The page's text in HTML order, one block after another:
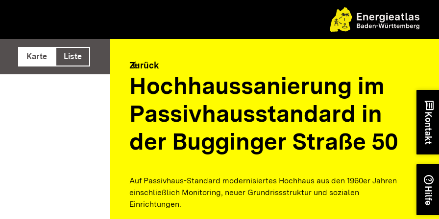
ausführen
Karte Liste
arrow_back
Zurück
Hochhaussanierung im
Passivhausstandard in
der Bugginger Straße 50
Auf Passivhaus-Standard modernisiertes Hochhaus aus den 1960er Jahren
einschließlich Monitoring, neuer Grundrissstruktur und sozialen
Einrichtungen.
chat
Kontakt
help
Hilfe